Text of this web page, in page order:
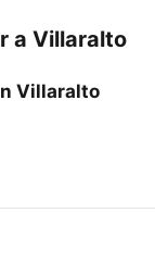
a Villaralto
Villaralto